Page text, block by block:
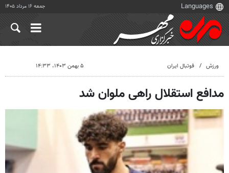
جمعه ۱۶ مرداد ۱۴۰۵
ورزش فوتبال ایران ۵ بهمن ۱۴۰۳، ۱۴:۳۳
مدافع استقلال راهی ملوان شد